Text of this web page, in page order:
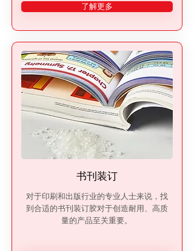
了解更多
书刊装订
对于印刷和出版行业的专业人士来说，找
到合适的书刊装订胶对于创造耐用、高质
量的产品至关重要。